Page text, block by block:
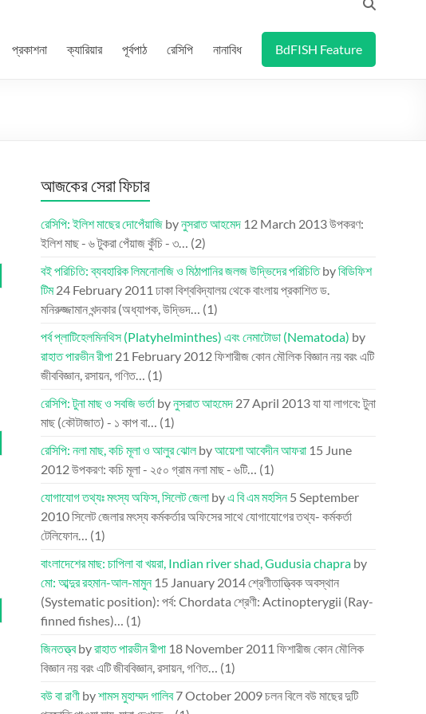
প্রকাশনা ক্যারিয়ার পূর্বপাঠ রেসিপি নানাবিধ BdFISH Feature
আজকের সেরা ফিচার
রেসিপি: ইলিশ মাছের দোপেঁয়াজি byনুসরাত আহমেদ 12 March 2013উপকরণ:
ইলিশ মাছ - ৬ টুকরা পেঁয়াজ কুঁচি - ৩… (2)
বই পরিচিতি: ব্যবহারিক লিমনোলজি ও মিঠাপানির জলজ উদ্ভিদের পরিচিতিbyবিডিফিশ
টিম 24 February 2011 ঢাকা বিশ্ববিদ্যালয় থেকে বাংলায় প্রকাশিত ড.
মনিরুজ্জামান খন্দকার (অধ্যাপক, উদ্ভিদ… (1)
পর্ব প্লাটিহেলমিনথিস (Platyhelminthes) এবং নেমাটোডা (Nematoda) by
রাহাত পারভীন রীপা 21 February 2012ফিশারীজ কোন মৌলিক বিজ্ঞান নয় বরং এটি
জীববিজ্ঞান, রসায়ন, গণিত… (1)
রেসিপি: টুনা মাছ ও সবজি ভর্তা byনুসরাত আহমেদ 27 April 2013যা যা লাগবে: টুনা
মাছ (কৌটাজাত) - ১ কাপ বা… (1)
রেসিপি: নলা মাছ, কচি মূলা ও আলুর ঝোলbyআয়েশা আবেদীন আফরা 15 June
2012উপকরণ: কচি মূলা - ২৫০ গ্রাম নলা মাছ - ৬টি… (1)
যোগাযোগ তথ্যঃ মৎস্য অফিস, সিলেট জেলা byএ বি এম মহসিন 5 September
2010সিলেট জেলার মৎস্য কর্মকর্তার অফিসের সাথে যোগাযোগের তথ্য- কর্মকর্তা
টেলিফোন… (1)
বাংলাদেশের মাছ: চাপিলা বা খয়রা, Indian river shad, Gudusia chapra by
মো: আব্দুর রহমান-আল-মামুন 15 January 2014শ্রেণীতাত্ত্বিক অবস্থান
(Systematic position): পর্ব: Chordata শ্রেণী: Actinopterygii (Ray-
finned fishes)… (1)
জিনতত্ত্বbyরাহাত পারভীন রীপা 18 November 2011 ফিশারীজ কোন মৌলিক
বিজ্ঞান নয় বরং এটি জীববিজ্ঞান, রসায়ন, গণিত… (1)
বউ বা রাণী byশামস মুহাম্মদ গালিব 7 October 2009চলন বিলে বউ মাছের দুটি